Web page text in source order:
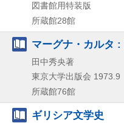
図書館用特装版
所蔵館28館
マーグナ・カルタ :
田中秀央著
東京大学出版会 1973.9
所蔵館76館
ギリシア文学史